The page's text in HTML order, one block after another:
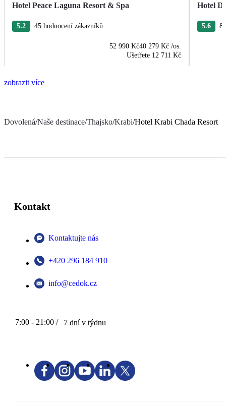
Hotel Peace Laguna Resort & Spa
5.2 45 hodnocení zákazníků
52 990 Kč40 279 Kč /os.
Ušetřete 12 711 Kč
Hotel
5.6
zobrazit více
Dovolená/Naše destinace/Thajsko/Krabi/Hotel Krabi Chada Resort
Kontakt
Kontaktujte nás
+420 296 184 910
info@cedok.cz
7:00 - 21:00 / 7 dní v týdnu